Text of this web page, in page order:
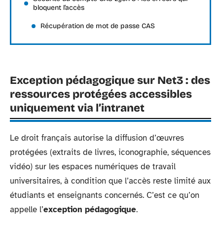
bloquent l’accès
Récupération de mot de passe CAS
Exception pédagogique sur Net3 : des
ressources protégées accessibles
uniquement via l’intranet
Le droit français autorise la diffusion d’œuvres
protégées (extraits de livres, iconographie, séquences
vidéo) sur les espaces numériques de travail
universitaires, à condition que l’accès reste limité aux
étudiants et enseignants concernés. C’est ce qu’on
appelle l’exception pédagogique.